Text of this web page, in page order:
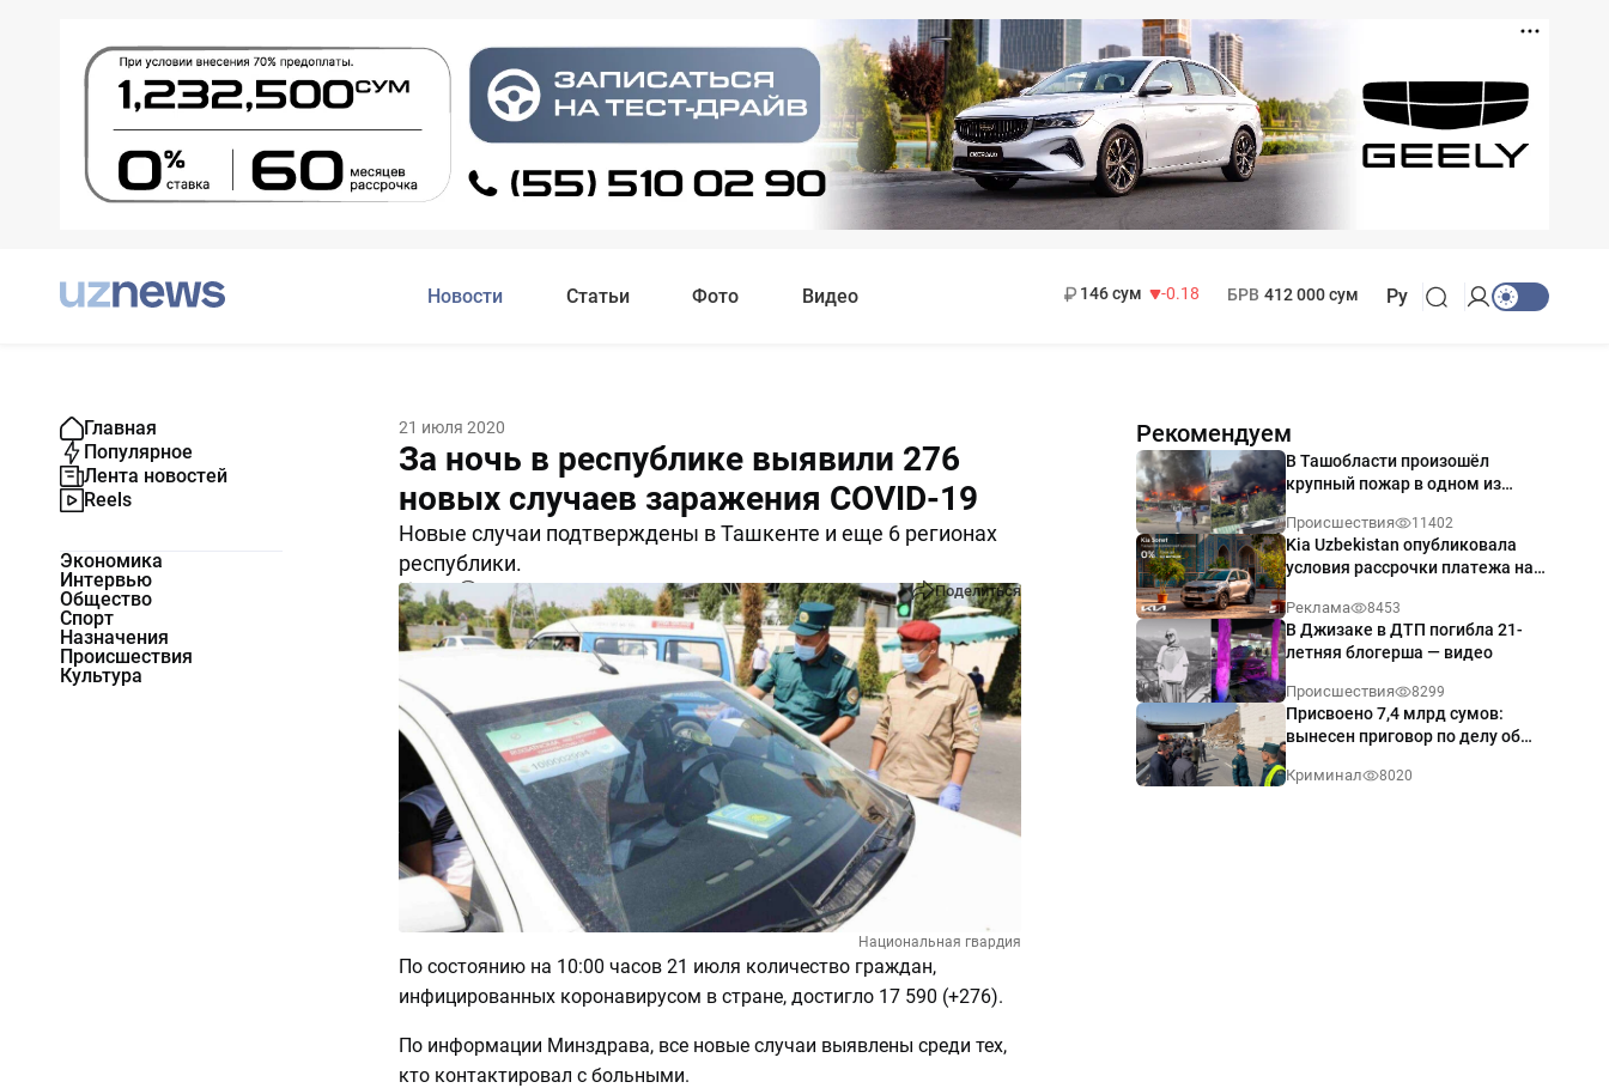
Новости Статьи Фото Видео
146 сум
-0.18
БРВ 412 000 сум Ру
Главная
Популярное
Лента новостей
Reels
Экономика
Интервью
Общество
Спорт
Назначения
Происшествия
Культура
21 июля 2020
За ночь в республике выявили 276
новых случаев заражения COVID-19
Новые случаи подтверждены в Ташкенте и еще 6 регионах
республики.
8624 Поделиться
Национальная гвардия
По состоянию на 10:00 часов 21 июля количество граждан,
инфицированных коронавирусом в стране, достигло 17 590 (+276).
По информации Минздрава, все новые случаи выявлены среди тех,
кто контактировал с больными.
Рекомендуем
В Ташобласти произошёл
крупный пожар в одном из
Происшествия 11402
Kia Uzbekistan опубликовала
условия рассрочки платежа на
годовых
Реклама 8453
В Джизаке в ДТП погибла 21-
летняя блогерша — видео
Происшествия 8299
Присвоено 7,4 млрд сумов:
вынесен приговор по делу об
Ташкенте
Криминал 8020